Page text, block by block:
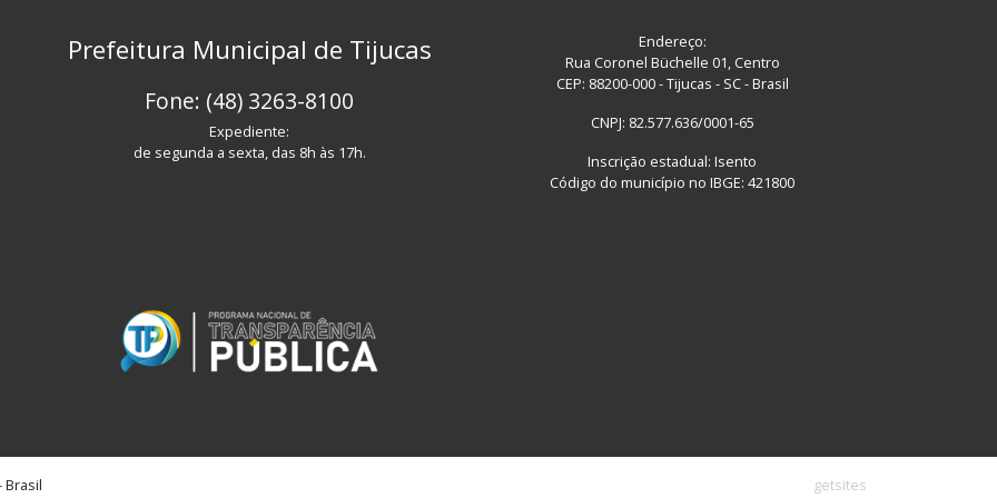
Prefeitura Municipal de Tijucas
Fone: (48) 3263-8100
Expediente:
de segunda a sexta, das 8h às 17h.
Endereço:
Rua Coronel Büchelle 01, Centro
CEP: 88200-000 - Tijucas - SC - Brasil
CNPJ: 82.577.636/0001-65
Inscrição estadual: Isento
Código do município no IBGE: 421800
Brasil getsites